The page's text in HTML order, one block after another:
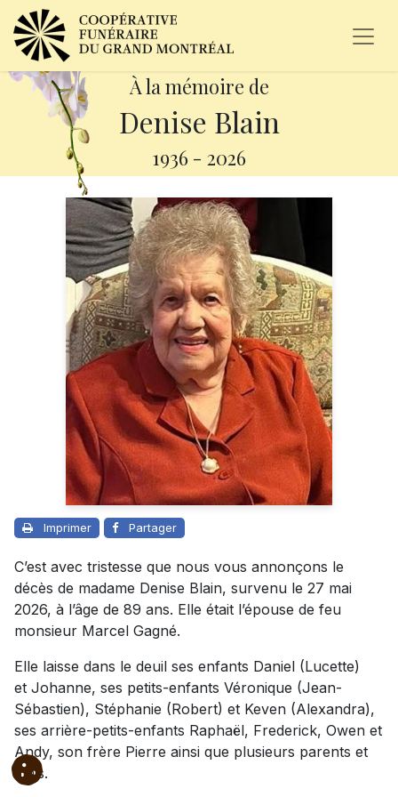
À la mémoire de
Denise Blain
1936 - 2026
Imprimer Partager
C’est avec tristesse que nous vous annonçons le
décès de madame Denise Blain, survenu le 27 mai
2026, à l’âge de 89 ans. Elle était l’épouse de feu
monsieur Marcel Gagné.
Elle laisse dans le deuil ses enfants Daniel (Lucette)
et Johanne, ses petits-enfants Véronique (Jean-
Sébastien), Stéphanie (Robert) et Keven (Alexandra),
ses arrière-petits-enfants Raphaël, Frederick, Owen et
Andy, son frère Pierre ainsi que plusieurs parents et
amis.